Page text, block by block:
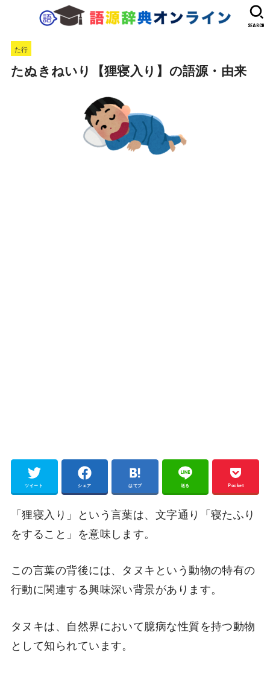
SEARCH
た行
たぬきねいり【狸寝入り】の語源・由来
ツイート シェア はてブ 送る Pocket
「狸寝入り」という言葉は、文字通り「寝たふり
をすること」を意味します。
この言葉の背後には、タヌキという動物の特有の
行動に関連する興味深い背景があります。
タヌキは、自然界において臆病な性質を持つ動物
として知られています。